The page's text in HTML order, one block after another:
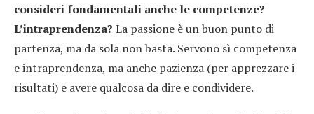
consideri fondamentali anche le competenze?
L’intraprendenza? La passione è un buon punto di
partenza, ma da sola non basta. Servono sì competenza
e intraprendenza, ma anche pazienza (per apprezzare i
risultati) e avere qualcosa da dire e condividere.